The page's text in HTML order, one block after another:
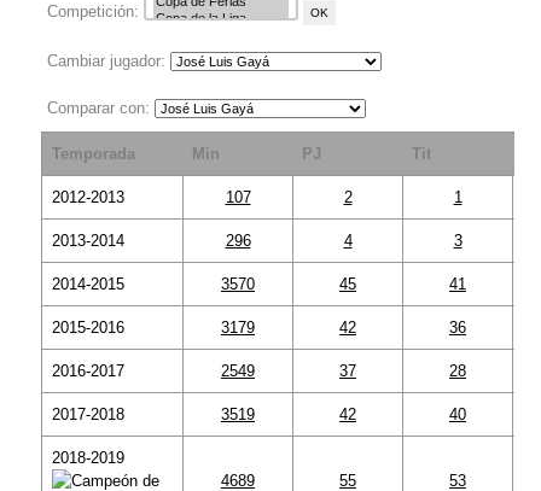
Competición:
Cambiar jugador:
Comparar con:
Temporada Min PJ Tit
2012-2013 107 2 1
2013-2014 296 4 3
2014-2015 3570 45 41
2015-2016 3179 42 36
2016-2017 2549 37 28
2017-2018 3519 42 40
2018-2019
4689
55 53